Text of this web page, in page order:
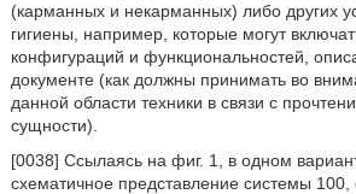
(карманных и некарманных) либо других
гигиены, например, которые могут
конфигураций и функциональностей,
документе (как должны принимать во
данной области техники в связи с
сущности).
[0038] Ссылаясь на фиг. 1, в одном
схематичное представление системы 100,